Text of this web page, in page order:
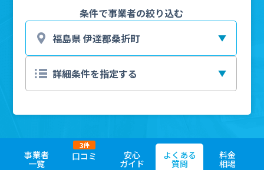
条件で事業者の絞り込む
事業者
一覧
口コミ
3件
安心
ガイド
よくある
質問
料金
相場